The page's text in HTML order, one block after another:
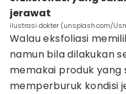
jerawat
ilustrasi dokter (unsplash.com/
Walau eksfoliasi
namun bila dilakukan
memakai produk yang
memperburuk kondisi